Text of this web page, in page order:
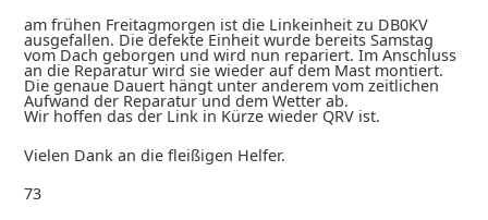
am frühen Freitagmorgen ist die Linkeinheit zu DB0KV
ausgefallen. Die defekte Einheit wurde bereits Samstag
vom Dach geborgen und wird nun repariert. Im Anschluss
an die Reparatur wird sie wieder auf dem Mast montiert.
Die genaue Dauert hängt unter anderem vom zeitlichen
Aufwand der Reparatur und dem Wetter ab.
Wir hoffen das der Link in Kürze wieder QRV ist.
Vielen Dank an die fleißigen Helfer.
73